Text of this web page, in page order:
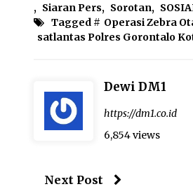
, Siaran Pers, Sorotan,
Tagged # Operasi Zebra
satlantas Polres Gorontalo
Dewi DM1
https://dm1.co.id
6,854 views
Next Post